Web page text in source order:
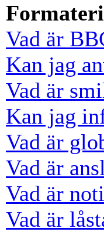
Vad är
Kan jag
Vad är
Kan jag
Vad är
Vad är
Vad är
Vad är